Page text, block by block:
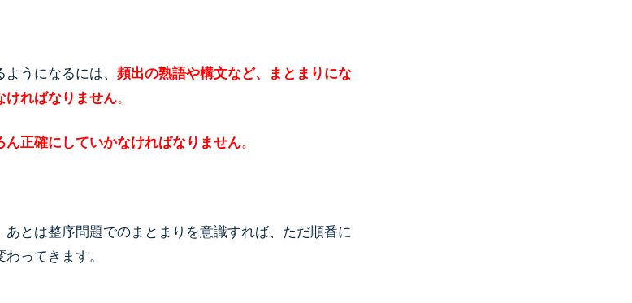
うになるには、 頻出の熟語や構文など、まとまりにな
ければなりません。
ん正確にしていかなければなりません。
あとは整序問題でのまとまりを意識すれば、ただ順番に
ってきます。